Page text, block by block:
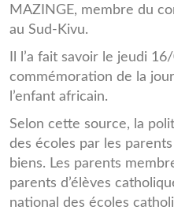
MAZINGE, membre du
au Sud-Kivu.
Il l’a fait savoir le jeudi
commémoration de la
l’enfant africain.
Selon cette source, la
des écoles par les
biens. Les parents
parents d’élèves
national des écoles